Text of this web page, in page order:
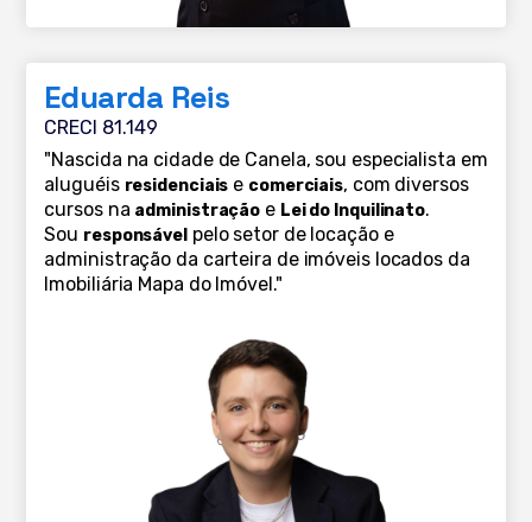
Eduarda Reis
CRECI 81.149
"Nascida na cidade de Canela, sou especialista em
aluguéis residenciais e comerciais, com diversos
cursos na administração e Lei do Inquilinato.
Sou responsável pelo setor de locação e
administração da carteira de imóveis locados da
Imobiliária Mapa do Imóvel."